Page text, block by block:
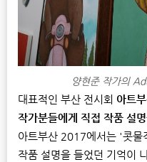
양현준 작가의
대표적인 부산 전시회 아트
작가분들에게 직접 작품 설명
아트부산 2017에서는 '콧물
작품 설명을 들었던 기억이